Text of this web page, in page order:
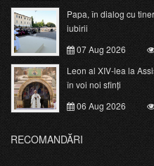
Papa, în dialog cu
iubirii
07 Aug 2026
Leon al XIV-lea la
în voi noi sfinți
06 Aug 2026
RECOMANDĂRI